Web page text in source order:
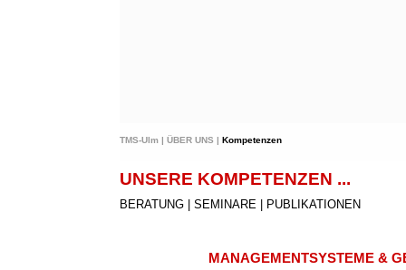
TMS-Ulm | ÜBER UNS | Kompetenzen
UNSERE KOMPETENZEN ...
BERATUNG | SEMINARE | PUBLIKATIONEN
MANAGEMENTSYSTEME &